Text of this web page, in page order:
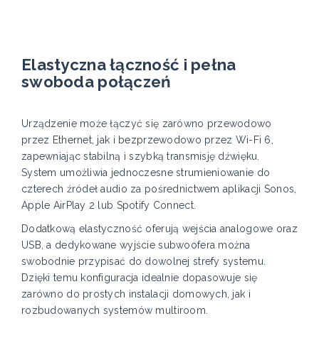
Elastyczna łączność i pełna
swoboda połączeń
Urządzenie może łączyć się zarówno przewodowo
przez Ethernet, jak i bezprzewodowo przez Wi-Fi 6,
zapewniając stabilną i szybką transmisję dźwięku.
System umożliwia jednoczesne strumieniowanie do
czterech źródeł audio za pośrednictwem aplikacji Sonos,
Apple AirPlay 2 lub Spotify Connect.
Dodatkową elastyczność oferują wejścia analogowe oraz
USB, a dedykowane wyjście subwoofera można
swobodnie przypisać do dowolnej strefy systemu.
Dzięki temu konfiguracja idealnie dopasowuje się
zarówno do prostych instalacji domowych, jak i
rozbudowanych systemów multiroom.